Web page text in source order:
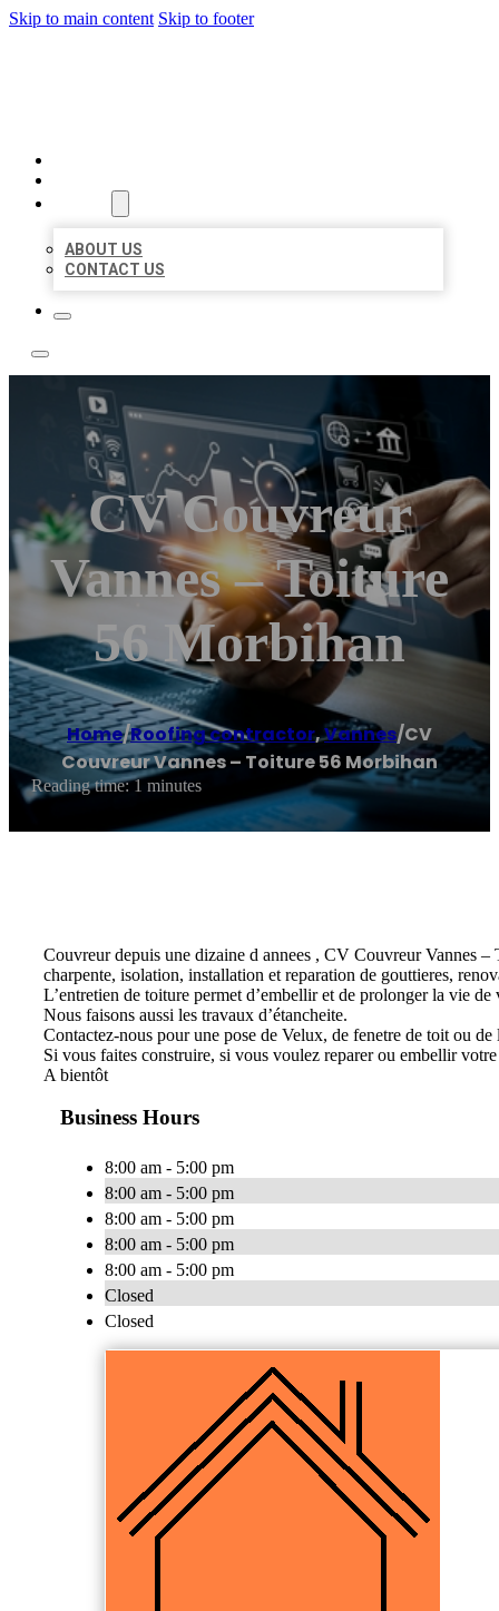
Skip to main content Skip to footer
ABOUT US
CONTACT US
CV Couvreur
Vannes – Toiture
56 Morbihan
Home/Roofing contractor,Vannes/CV
Couvreur Vannes – Toiture 56 Morbihan
Reading time: 1 minutes
Couvreur depuis une dizaine d annees , CV Couvreur Vannes
charpente, isolation, installation et reparation de gouttieres,
L’entretien de toiture permet d’embellir et de prolonger la vie
Nous faisons aussi les travaux d’étancheite.
Contactez-nous pour une pose de Velux, de fenetre de toit ou de
Si vous faites construire, si vous voulez reparer ou embellir
A bientôt
Business Hours
8:00 am - 5:00 pm
8:00 am - 5:00 pm
8:00 am - 5:00 pm
8:00 am - 5:00 pm
8:00 am - 5:00 pm
Closed
Closed